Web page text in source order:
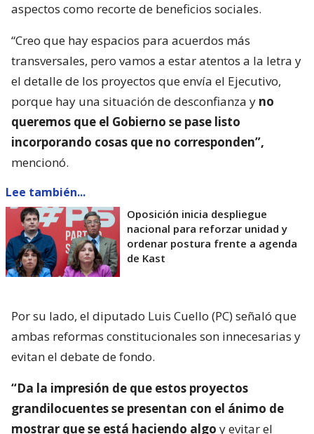
aspectos como recorte de beneficios sociales.
“Creo que hay espacios para acuerdos más
transversales, pero vamos a estar atentos a la letra y
el detalle de los proyectos que envía el Ejecutivo,
porque hay una situación de desconfianza y no
queremos que el Gobierno se pase listo
incorporando cosas que no corresponden”,
mencionó.
Lee también...
Oposición inicia despliegue
nacional para reforzar unidad y
ordenar postura frente a agenda
de Kast
Por su lado, el diputado Luis Cuello (PC) señaló que
ambas reformas constitucionales son innecesarias y
evitan el debate de fondo.
“Da la impresión de que estos proyectos
grandilocuentes se presentan con el ánimo de
mostrar que se está haciendo algo y evitar el